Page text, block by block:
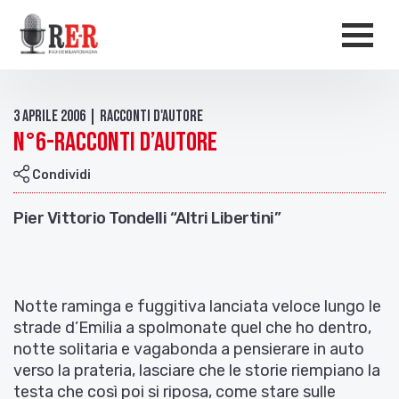
Salta al contenuto principale
3 Aprile 2006 | Racconti d'autore
N°6-RACCONTI D’AUTORE
Condividi
Pier Vittorio Tondelli “Altri Libertini”
Notte raminga e fuggitiva lanciata veloce lungo le
strade d’Emilia a spolmonate quel che ho dentro,
notte solitaria e vagabonda a pensierare in auto
verso la prateria, lasciare che le storie riempiano la
testa che così poi si riposa, come stare sulle